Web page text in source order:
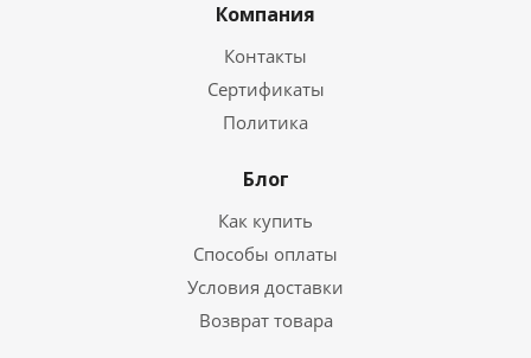
Компания
Контакты
Сертификаты
Политика
Блог
Как купить
Способы оплаты
Условия доставки
Возврат товара